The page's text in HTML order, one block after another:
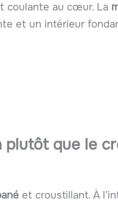
coulante au cœur. La
et un intérieur
plutôt que le
et croustillant. À